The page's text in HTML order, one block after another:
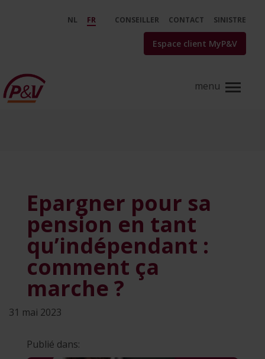
Epargner pour sa pension en
NL FR CONSEILLER CONTACT SINISTRE
Espace client MyP&V
Epargner pour sa
pension en tant
qu’indépendant :
comment ça
marche ?
31 mai 2023
Publié dans: